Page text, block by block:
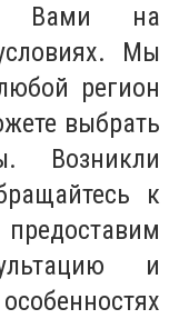
Вами на
Мы
регион
выбрать
Возникли
к
и